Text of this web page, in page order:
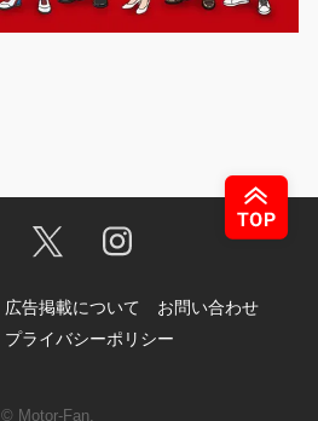
広告掲載について
お問い合わせ
プライバシーポリシー
© Motor-Fan.